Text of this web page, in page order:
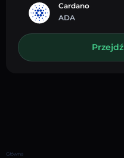
Cardano
ADA
Główna